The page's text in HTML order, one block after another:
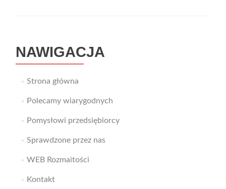
NAWIGACJA
Strona główna
Polecamy wiarygodnych
Pomysłowi przedsiębiorcy
Sprawdzone przez nas
WEB Rozmaitości
Kontakt